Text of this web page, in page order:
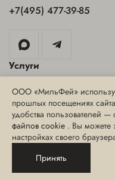
+7(495) 477-39-85
Услуги
Инъекционная
Эстетическая косметология
СПА-уход, массаж и
обертывания
Эпиляция
ООО «МильФей»
прошлых посещениях
удобства пользователей —
файлов cookie . Вы можете
настройках своего
Принять